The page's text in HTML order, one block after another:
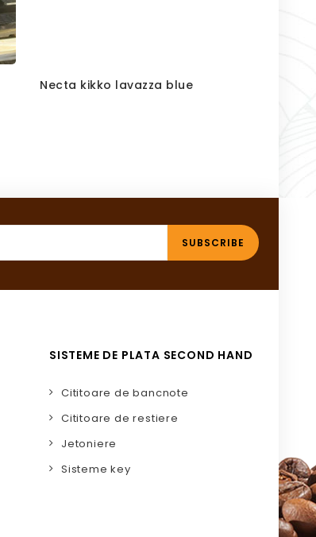
Necta kikko lavazza blue
SISTEME DE PLATA SECOND HAND
Cititoare de bancnote
Cititoare de restiere
Jetoniere
Sisteme key